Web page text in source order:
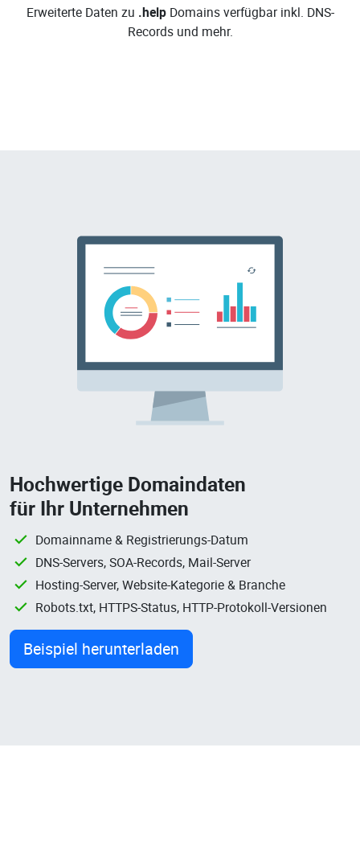
Erweiterte Daten zu .helpDomains verfügbar inkl. DNS-
Records und mehr.
Hochwertige Domaindaten
für Ihr Unternehmen
Domainname & Registrierungs-Datum
DNS-Servers, SOA-Records, Mail-Server
Hosting-Server, Website-Kategorie & Branche
Robots.txt, HTTPS-Status, HTTP-Protokoll-Versionen
Beispiel herunterladen